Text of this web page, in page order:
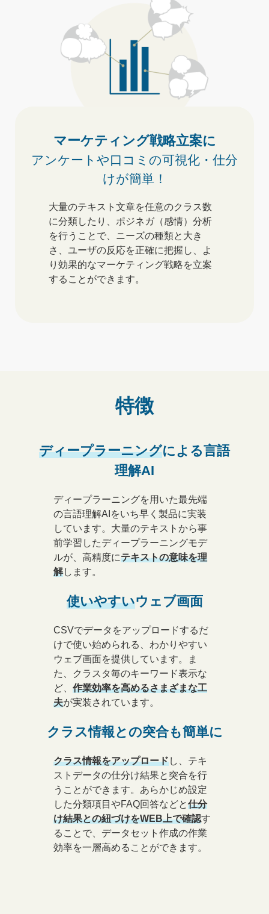
マーケティング戦略立案に
アンケートや口コミの可視化・仕分
けが簡単！
大量のテキスト文章を任意のクラス数
に分類したり、ポジネガ（感情）分析
を行うことで、ニーズの種類と大き
さ、ユーザの反応を正確に把握し、よ
り効果的なマーケティング戦略を立案
することができます。
特徴
ディープラーニングによる言語
理解AI
ディープラーニングを用いた最先端
の言語理解AIをいち早く製品に実装
しています。 大量のテキストから事
前学習したディープラーニングモデ
ルが、高精度にテキストの意味を理
解します。
使いやすいウェブ画面
CSVでデータをアップロードするだ
けで使い始められる、わかりやすい
ウェブ画面を提供しています。
ま
た、クラスタ毎のキーワード表示な
ど、 作業効率を高めるさまざまな工
夫が実装されています。
クラス情報との突合も簡単に
クラス情報をアップロードし、テキ
ストデータの仕分け結果と突合を行
うことができます。 あらかじめ設定
した分類項目やFAQ回答などと仕分
け結果との紐づけをWEB上で確認す
ることで、 データセット作成の作業
効率を一層高めることができます。